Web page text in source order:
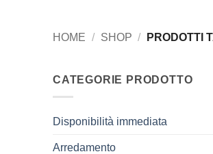
HOME / SHOP / PRODOTTI
CATEGORIE PRODOTTO
Disponibilità immediata
Arredamento